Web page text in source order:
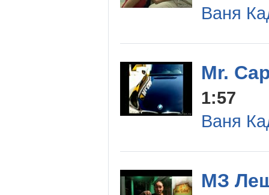
Ваня
Mr.
1:57
Ваня
МЗ